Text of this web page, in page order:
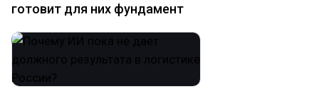
готовит для них фундамент